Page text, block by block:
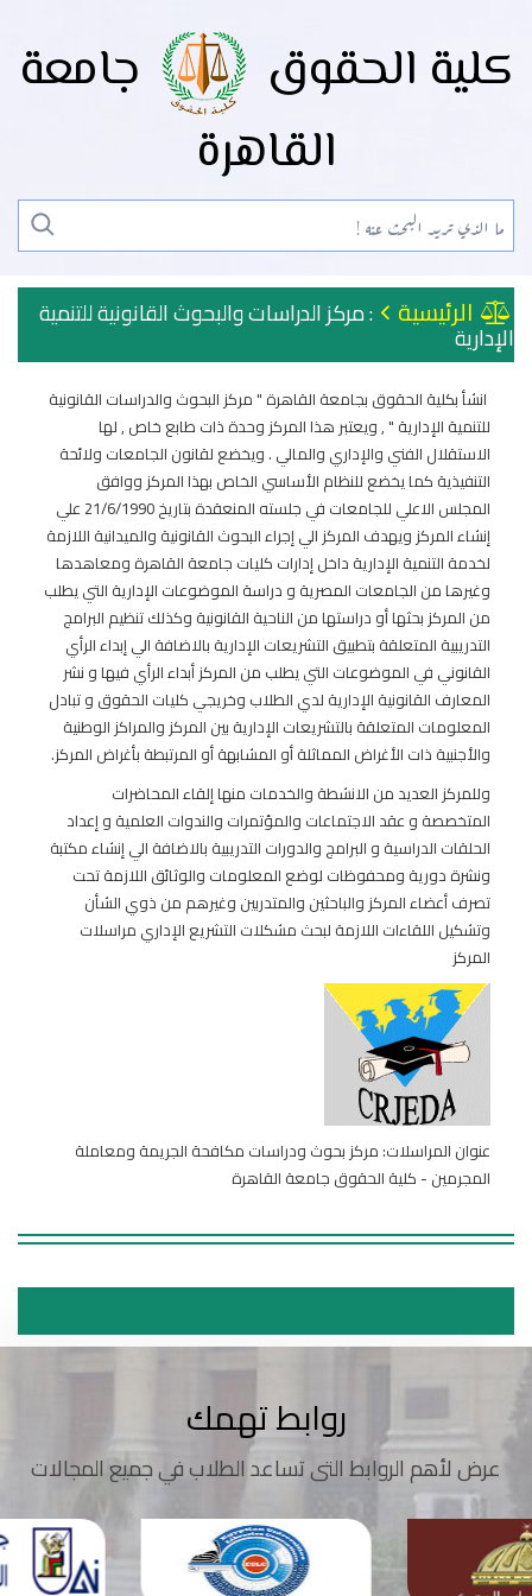
كلية الحقوق
جامعة
القاهرة
الرئيسية : مركز الدراسات والبحوث القانونية للتنمية
الإدارية
انشأ بكلية الحقوق بجامعة القاهرة " مركز البحوث والدراسات القانونية
للتنمية الإدارية " , ويعتبر هذا المركز وحدة ذات طابع خاص , لها
الاستقلال الفني والإداري والمالي . ويخضع لقانون الجامعات ولائحة
التنفيذية كما يخضع للنظام الأساسي الخاص بهذا المركز ووافق
المجلس الاعلي للجامعات في جلسته المنعقدة بتاريخ 21/6/1990 علي
إنشاء المركز ويهدف المركز الي إجراء البحوث القانونية والميدانية اللازمة
لخدمة التنمية الإدارية داخل إدارات كليات جامعة القاهرة ومعاهدها
وغيرها من الجامعات المصرية و دراسة الموضوعات الإدارية التي يطلب
من المركز بحثها أو دراستها من الناحية القانونية وكذلك تنظيم البرامج
التدريبية المتعلقة بتطبيق التشريعات الإدارية بالاضافة الي إبداء الرأي
القانوني في الموضوعات التي يطلب من المركز أبداء الرأي فيها و نشر
المعارف القانونية الإدارية لدي الطلاب وخريجي كليات الحقوق و تبادل
المعلومات المتعلقة بالتشريعات الإدارية بين المركز والمراكز الوطنية
والأجنبية ذات الأغراض المماثلة أو المشابهة أو المرتبطة بأغراض المركز.
وللمركز العديد من الانشطة والخدمات منها إلقاء المحاضرات
المتخصصة و عقد الاجتماعات والمؤتمرات والندوات العلمية و إعداد
الحلقات الدراسية و البرامج والدورات التدريبية بالاضافة الي إنشاء مكتبة
ونشرة دورية ومحفوظات لوضع المعلومات والوثائق اللازمة تحت
تصرف أعضاء المركز والباحثين والمتدربين وغيرهم من ذوي الشأن
وتشكيل اللقاءات اللازمة لبحث مشكلات التشريع الإداري مراسلات
المركز
عنوان المراسلات: مركز بحوث ودراسات مكافحة الجريمة ومعاملة
المجرمين - كلية الحقوق جامعة القاهرة
روابط تهمك
عرض لأهم الروابط التى تساعد الطلاب في جميع المجالات